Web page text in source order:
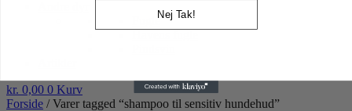
Fugle
kr. 0,00 0 Kurv
Forside / Varer tagged “shampoo til sensitiv hundehud”
Nej Tak!